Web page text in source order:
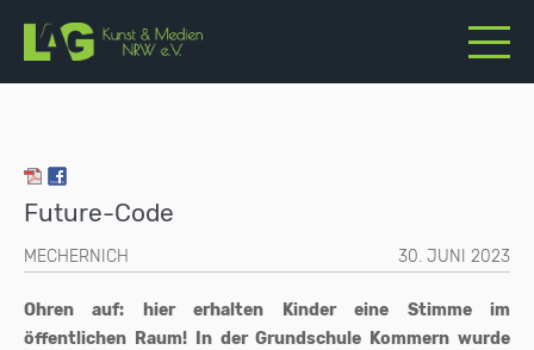
Future-Code
MECHERNICH 30. JUNI 2023
Ohren auf: hier erhalten Kinder eine Stimme im
öffentlichen Raum! In der Grundschule Kommern wurde